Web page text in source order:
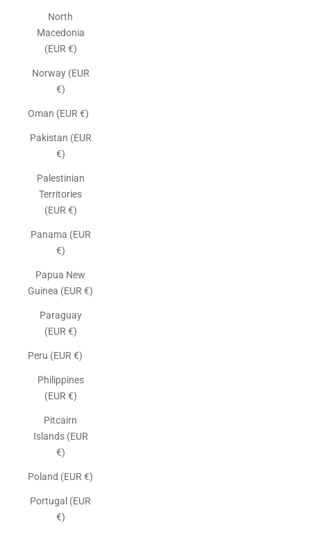
North
Macedonia
(EUR €)
Norway (EUR
€)
Oman (EUR €)
Pakistan (EUR
€)
Palestinian
Territories
(EUR €)
Panama (EUR
€)
Papua New
Guinea (EUR €)
Paraguay
(EUR €)
Peru (EUR €)
Philippines
(EUR €)
Pitcairn
Islands (EUR
€)
Poland (EUR €)
Portugal (EUR
€)